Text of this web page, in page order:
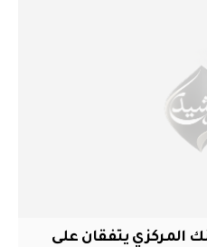
المركزي يتفقان على